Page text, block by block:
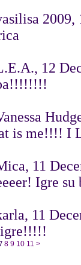
2009,
12
is me!!!!
11
Igre
11
igre!!!!!
8 9 10 11 >